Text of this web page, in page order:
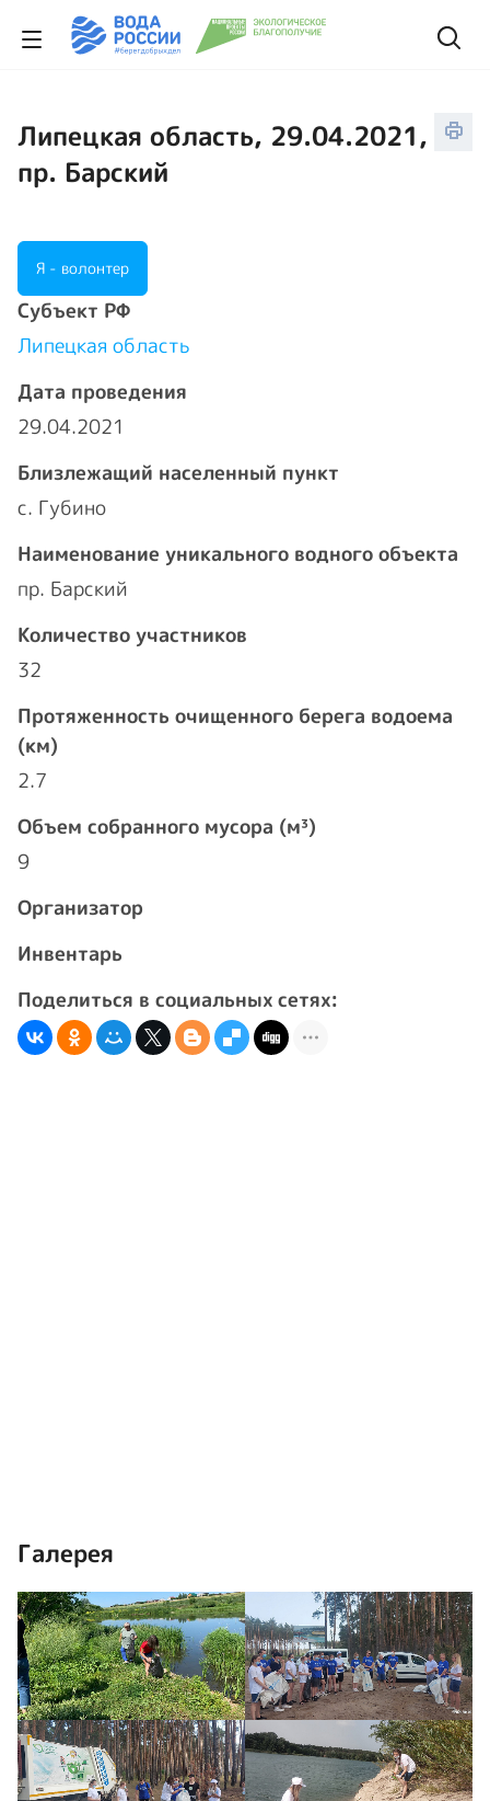
Липецкая область, 29.04.2021,
пр. Барский
Я - волонтер
Cубъект РФ
Липецкая область
Дата проведения
29.04.2021
Близлежащий населенный пункт
с. Губино
Наименование уникального водного объекта
пр. Барский
Количество участников
32
Протяженность очищенного берега водоема
(км)
2.7
Объем собранного мусора (м³)
9
Организатор
Инвентарь
Поделиться в социальных сетях:
Галерея